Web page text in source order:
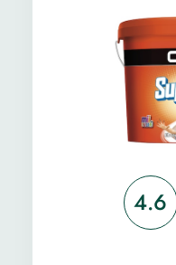
4.6